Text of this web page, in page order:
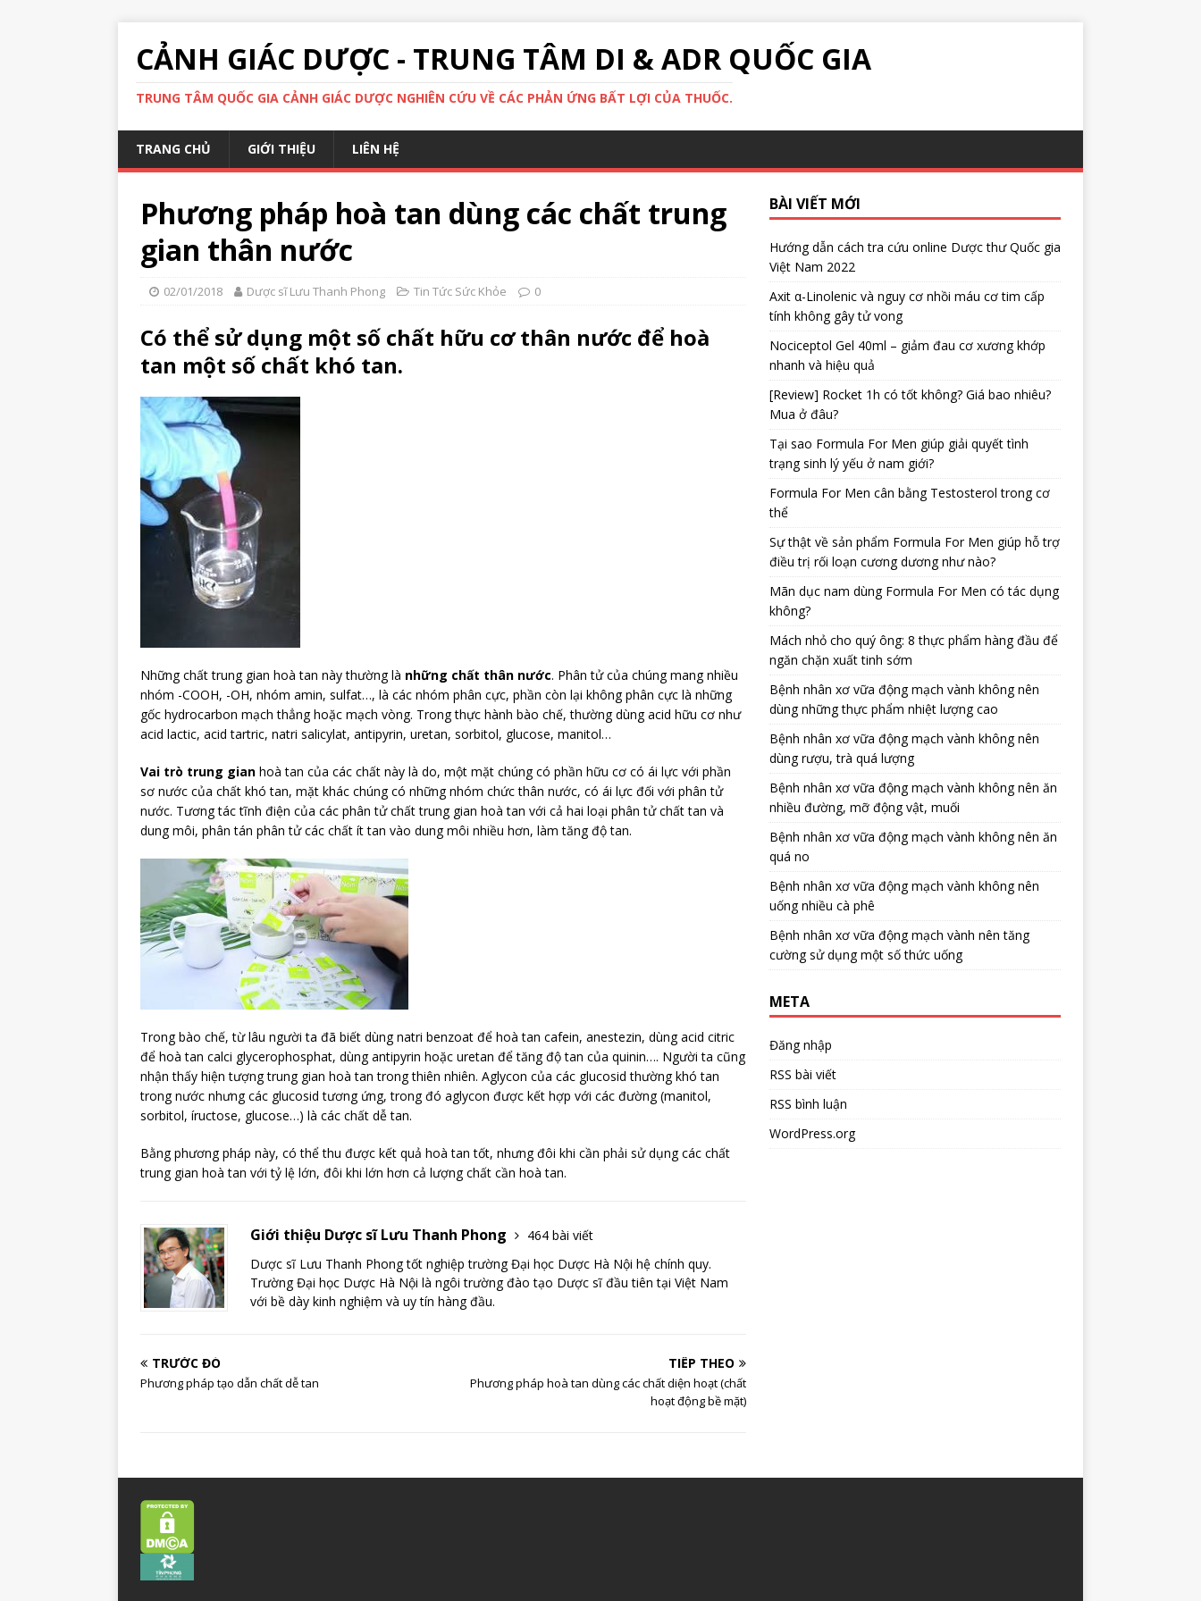
CẢNH GIÁC DƯỢC - TRUNG TÂM DI & ADR QUỐC GIA
TRUNG TÂM QUỐC GIA CẢNH GIÁC DƯỢC NGHIÊN CỨU VỀ CÁC PHẢN ỨNG BẤT LỢI CỦA THUỐC.
TRANG CHỦ GIỚI THIỆU LIÊN HỆ
Phương pháp hoà tan dùng các chất trung
gian thân nước
02/01/2018 Dược sĩ Lưu Thanh Phong Tin Tức Sức Khỏe 0
Có thể sử dụng một số chất hữu cơ thân nước để hoà
tan một số chất khó tan.
Những chất trung gian hoà tan này thường là những chất thân nước. Phân tử của chúng mang nhiều
nhóm -COOH, -OH, nhóm amin, sulfat…, là các nhóm phân cực, phần còn lại không phân cực là những
gốc hydrocarbon mạch thẳng hoặc mạch vòng. Trong thực hành bào chế, thường dùng acid hữu cơ như
acid lactic, acid tartric, natri salicylat, antipyrin, uretan, sorbitol, glucose, manitol…
Vai trò trung gian hoà tan của các chất này là do, một mặt chúng có phần hữu cơ có ái lực với phần
sơ nước của chất khó tan, mặt khác chúng có những nhóm chức thân nước, có ái lực đối với phân tử
nước. Tương tác tĩnh điện của các phân tử chất trung gian hoà tan với cả hai loại phân tử chất tan và
dung môi, phân tán phân tử các chất ít tan vào dung môi nhiều hơn, làm tăng độ tan.
Trong bào chế, từ lâu người ta đã biết dùng natri benzoat để hoà tan cafein, anestezin, dùng acid citric
để hoà tan calci glycerophosphat, dùng antipyrin hoặc uretan để tăng độ tan của quinin…. Người ta cũng
nhận thấy hiện tượng trung gian hoà tan trong thiên nhiên. Aglycon của các glucosid thường khó tan
trong nước nhưng các glucosid tương ứng, trong đó aglycon được kết hợp với các đường (manitol,
sorbitol, íructose, glucose…) là các chất dễ tan.
Bằng phương pháp này, có thể thu được kết quả hoà tan tốt, nhưng đôi khi cần phải sử dụng các chất
trung gian hoà tan với tỷ lệ lớn, đôi khi lớn hơn cả lượng chất cần hoà tan.
Giới thiệu Dược sĩ Lưu Thanh Phong
464 bài viết
Dược sĩ Lưu Thanh Phong tốt nghiệp trường Đại học Dược Hà Nội hệ chính quy.
Trường Đại học Dược Hà Nội là ngôi trường đào tạo Dược sĩ đầu tiên tại Việt Nam
với bề dày kinh nghiệm và uy tín hàng đầu.
TRƯỚC ĐÓ
Phương pháp tạo dẫn chất dễ tan
TIẾP THEO
Phương pháp hoà tan dùng các chất diện hoạt (chất
hoạt động bề mặt)
BÀI VIẾT MỚI
Hướng dẫn cách tra cứu online Dược thư Quốc gia
Việt Nam 2022
Axit α-Linolenic và nguy cơ nhồi máu cơ tim cấp
tính không gây tử vong
Nociceptol Gel 40ml – giảm đau cơ xương khớp
nhanh và hiệu quả
[Review] Rocket 1h có tốt không? Giá bao nhiêu?
Mua ở đâu?
Tại sao Formula For Men giúp giải quyết tình
trạng sinh lý yếu ở nam giới?
Formula For Men cân bằng Testosterol trong cơ
thể
Sự thật về sản phẩm Formula For Men giúp hỗ trợ
điều trị rối loạn cương dương như nào?
Mãn dục nam dùng Formula For Men có tác dụng
không?
Mách nhỏ cho quý ông: 8 thực phẩm hàng đầu để
ngăn chặn xuất tinh sớm
Bệnh nhân xơ vữa động mạch vành không nên
dùng những thực phẩm nhiệt lượng cao
Bệnh nhân xơ vữa động mạch vành không nên
dùng rượu, trà quá lượng
Bệnh nhân xơ vữa động mạch vành không nên ăn
nhiều đường, mỡ động vật, muối
Bệnh nhân xơ vữa động mạch vành không nên ăn
quá no
Bệnh nhân xơ vữa động mạch vành không nên
uống nhiều cà phê
Bệnh nhân xơ vữa động mạch vành nên tăng
cường sử dụng một số thức uống
META
Đăng nhập
RSS bài viết
RSS bình luận
WordPress.org